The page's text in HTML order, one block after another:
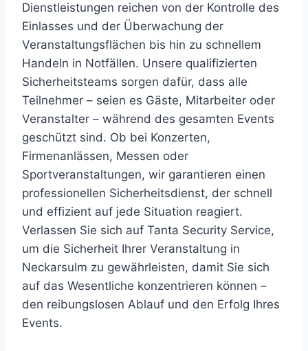
Dienstleistungen reichen von der Kontrolle des
Einlasses und der Überwachung der
Veranstaltungsflächen bis hin zu schnellem
Handeln in Notfällen. Unsere qualifizierten
Sicherheitsteams sorgen dafür, dass alle
Teilnehmer – seien es Gäste, Mitarbeiter oder
Veranstalter – während des gesamten Events
geschützt sind. Ob bei Konzerten,
Firmenanlässen, Messen oder
Sportveranstaltungen, wir garantieren einen
professionellen Sicherheitsdienst, der schnell
und effizient auf jede Situation reagiert.
Verlassen Sie sich auf Tanta Security Service,
um die Sicherheit Ihrer Veranstaltung in
Neckarsulm zu gewährleisten, damit Sie sich
auf das Wesentliche konzentrieren können –
den reibungslosen Ablauf und den Erfolg Ihres
Events.